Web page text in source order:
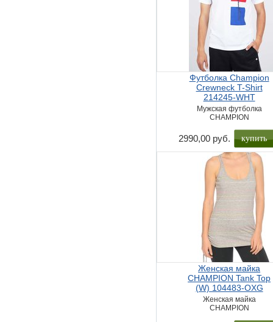
Футболка Champion
Crewneck T-Shirt
214245-WHT
Мужская футболка
CHAMPION
2990,00 руб. купить
Женская майка
CHAMPION Tank Top
(W) 104483-OXG
Женская майка
CHAMPION